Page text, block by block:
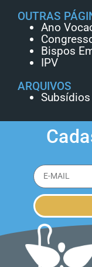
OUTRAS
Ano
Bispos
IPV
ARQUIVOS
Subsídios